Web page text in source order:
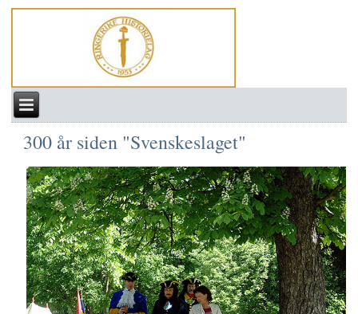
300 år siden "Svenskeslaget"